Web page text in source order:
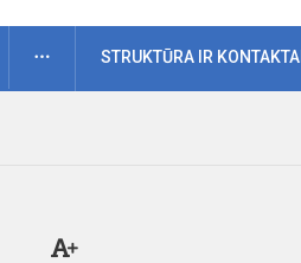
DAUGIAUSTRUKTŪRA IR KONTAKTAI